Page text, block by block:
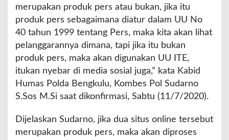
l
i
n
Y
a
n
g
a
merupakan produk pers atau bukan, jika itu
produk pers sebagaimana diatur dalam UU No
40 tahun 1999 tentang Pers, maka kita akan lihat
pelanggarannya dimana, tapi jika itu bukan
produk pers, maka akan digunakan UU ITE,
itukan nyebar di media sosial juga,” kata Kabid
Humas Polda Bengkulu, Kombes Pol Sudarno
S.Sos M.Si saat dikonfirmasi, Sabtu (11/7/2020).
Dijelaskan Sudarno, jika dua situs online tersebut
merupakan produk pers, maka akan diproses